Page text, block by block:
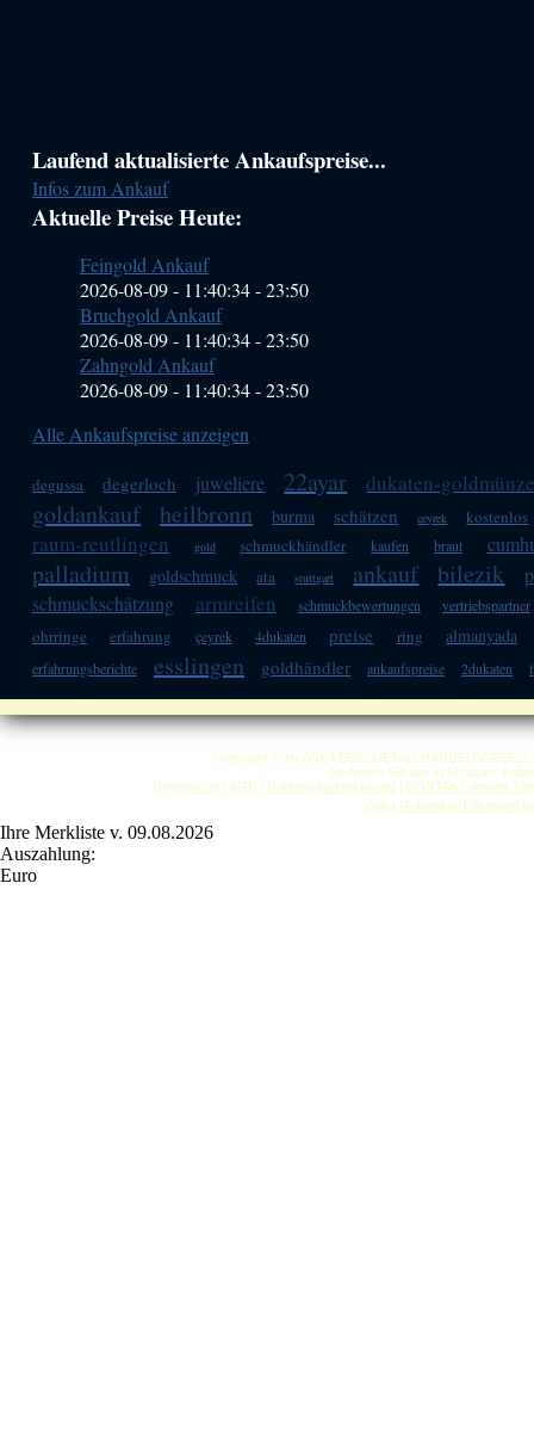
Haupt-
Sidebar
(Primary)
Laufend aktualisierte Ankaufspreise...
Infos zum Ankauf
Aktuelle Preise Heute:
Feingold Ankauf
2026-08-09 - 11:40:34-23:50
Bruchgold Ankauf
2026-08-09 - 11:40:34-23:50
Zahngold Ankauf
2026-08-09 - 11:40:34-23:50
Alle Ankaufspreise anzeigen
degussa degerloch juweliere 22ayar dukaten-
goldankauf heilbronn burma schätzen ceyrek kostenlos
raum-reutlingen gold schmuckhändler kaufen braut
palladium goldschmuck ata stuttgart ankauf bilezik
schmuckschätzung
armreifen schmuckbewertungen vertriebspartner
ohrringe erfahrung çeyrek 4dukaten preise ring almanyada
erfahrungsberichte esslingen goldhändler ankaufspreise 2dukaten
Copyright © by ANKA
So finden Sie uns in Stuttgart:
Impressum | AGB | Datenschutzerklärung | KONTAKT Anwalt-
Anka Goldankauf Stuttgart
Ihre Merkliste v. 09.08.2026
Auszahlung:
Euro